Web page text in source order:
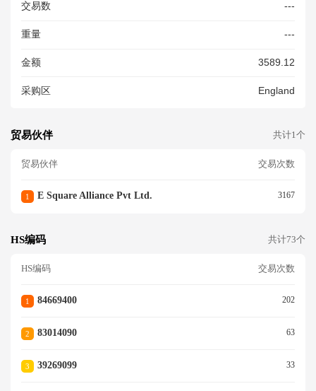
交易数 ---
重量 ---
金额 3589.12
采购区 England
贸易伙伴 共计1个
贸易伙伴 交易次数
1 E Square Alliance Pvt Ltd. 3167
HS编码 共计73个
HS编码 交易次数
1 84669400 202
2 83014090 63
3 39269099 33